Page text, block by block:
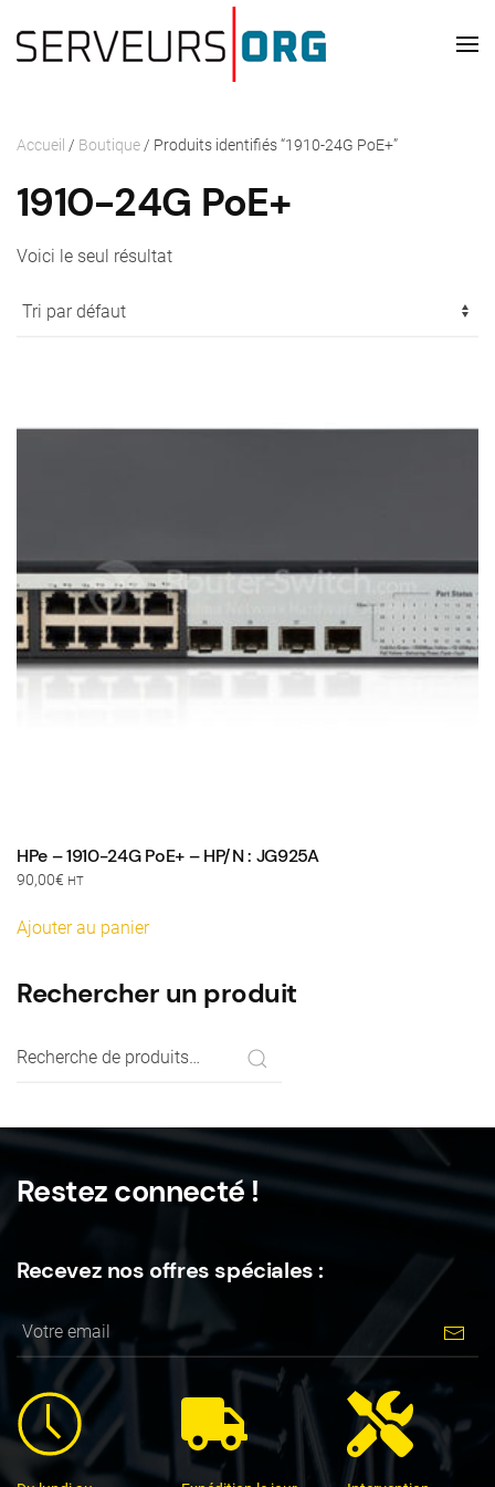
Passer au contenu principal
Accueil / Boutique / Produits identifiés “1910-24G PoE+”
1910-24G PoE+
Voici le seul résultat
HPe – 1910-24G PoE+ – HP/N : JG925A
90,00€ HT
Ajouter au panier
Rechercher un produit
Recherche
Restez connecté !
Recevez nos offres spéciales :